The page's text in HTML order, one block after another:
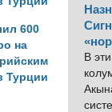
600
на
Турции
В